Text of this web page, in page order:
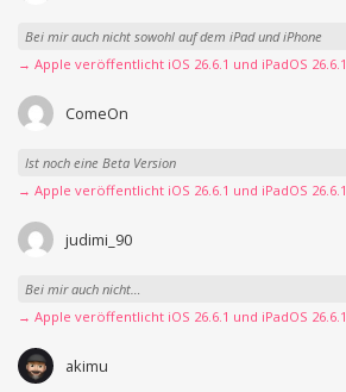
Bei mir auch nicht sowohl auf dem iPad und iPhone
→ Apple veröffentlicht iOS 26.6.1 und iPadOS 26.6.1
ComeOn
Ist noch eine Beta Version
→ Apple veröffentlicht iOS 26.6.1 und iPadOS 26.6.1
judimi_90
Bei mir auch nicht…
→ Apple veröffentlicht iOS 26.6.1 und iPadOS 26.6.1
akimu